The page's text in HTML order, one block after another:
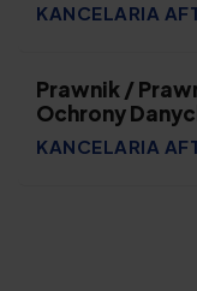
KANCELARIA
Prawnik /
Ochrony
KANCELARIA